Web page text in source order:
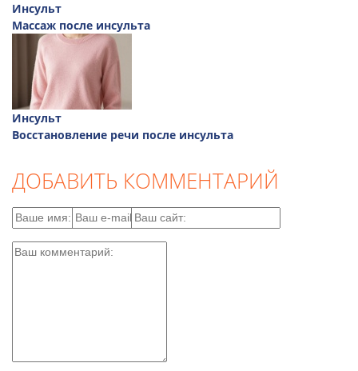
Инсульт
Массаж после инсульта
Инсульт
Восстановление речи после инсульта
ДОБАВИТЬ КОММЕНТАРИЙ